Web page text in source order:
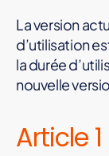
La version
d’utilisation
la durée
nouvelle
Article